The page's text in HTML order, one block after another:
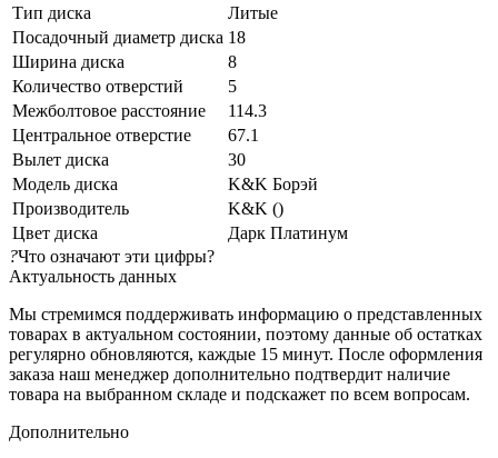
Тип диска
Литые
Посадочный диаметр диска 18
Ширина диска
8
Количество отверстий
5
Межболтовое расстояние
114.3
Центральное отверстие
67.1
Вылет диска
30
Модель диска
K&K Борэй
Производитель
K&K ()
Цвет диска
Дарк Платинум
?Что означают эти цифры?
Актуальность данных
Мы стремимся поддерживать информацию о представленных
товарах в актуальном состоянии, поэтому данные об остатках
регулярно обновляются, каждые 15 минут. После оформления
заказа наш менеджер дополнительно подтвердит наличие
товара на выбранном складе и подскажет по всем вопросам.
Дополнительно